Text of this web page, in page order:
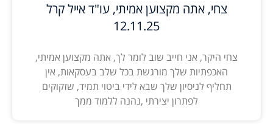
צחי, אתה מקצוען אמיתי, עו"ד אייל קרל
12.11.25
צחי היקר, אני חייב שוב לומר לך, אתה מקצוען אמיתי,
האכפתיות שלך מורגשת בכל שלב בעסקאות, אין
תחליף לניסיון שלך שבא לידי ביטוי תמיד, שזקוקים
לפתרון יצירתי ,נהנה ללמוד ממך